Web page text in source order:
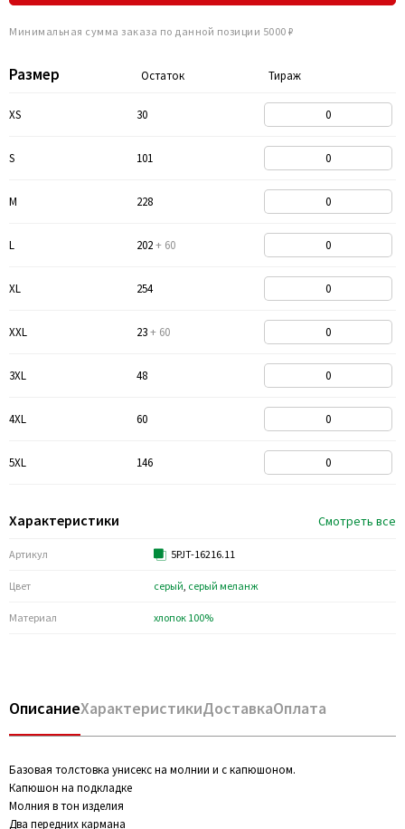
Размер Остаток Тираж
XS 30
S 101
M 228
L 202+ 60
XL 254
XXL 23+ 60
3XL 48
4XL 60
5XL 146
Характеристики Смотреть все
Артикул 5PJT-16216.11
Цвет серый, серый меланж
Материал хлопок 100%
Минимальная сумма заказа по данной позиции 5000 ₽
ОписаниеХарактеристикиДоставкаОплата
Базовая толстовка унисекс на молнии и с капюшоном.
Капюшон на подкладке
Молния в тон изделия
Два передних кармана